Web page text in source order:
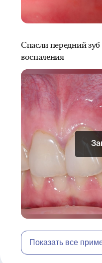
Спасли передний
воспаления
Показать все